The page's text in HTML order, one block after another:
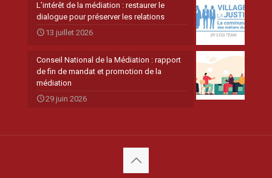
L’intérêt de la médiation : restaurer le
dialogue pour préserver les relations
13 juillet 2026
Conseil National de la Médiation : rapport
de fin de mandat et promotion de la
médiation
29 juin 2026